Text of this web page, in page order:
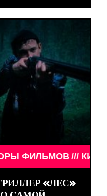
ФИЛЬМОВ ///
«ЛЕС»